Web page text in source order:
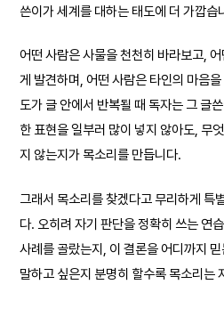
쓴이가 세계를 대하는 태도에 더 가깝습
어떤 사람은 사물을 천천히 바라보고,
게 발견하며, 어떤 사람은 타인의 마음
도가 글 안에서 반복될 때 독자는 그 글
한 표현을 일부러 많이 넣지 않아도, 무
지 않는지가 목소리를 만듭니다.
그래서 목소리를 찾겠다고 무리하게 특
다. 오히려 자기 판단을 정확히 쓰는 연
사례를 골랐는지, 이 결론을 어디까지
말하고 싶은지 분명히 할수록 목소리는